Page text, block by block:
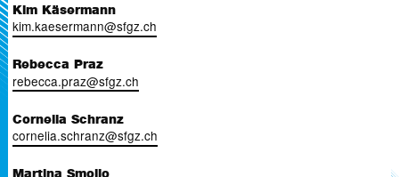
Kim Käsermann
kim.kaesermann@sfgz.ch
Rebecca Praz
rebecca.praz@sfgz.ch
Cornelia Schranz
cornelia.schranz@sfgz.ch